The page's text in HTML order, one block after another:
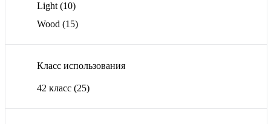
Light (10)
Wood (15)
Класс использования
42 класс (25)